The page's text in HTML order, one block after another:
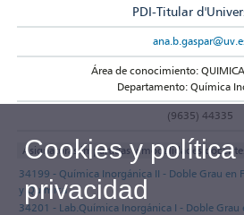
PDI-Titular
Área de conocimiento:
Departamento: Química
(9635) 44335
Asignaturas impartidas y modalidades
34199 - Química Inorgánica II - Doble Grau en
y Química
34201 - Lab.Química Inorgánica I - Doble Grau
Cookies y política
privacidad